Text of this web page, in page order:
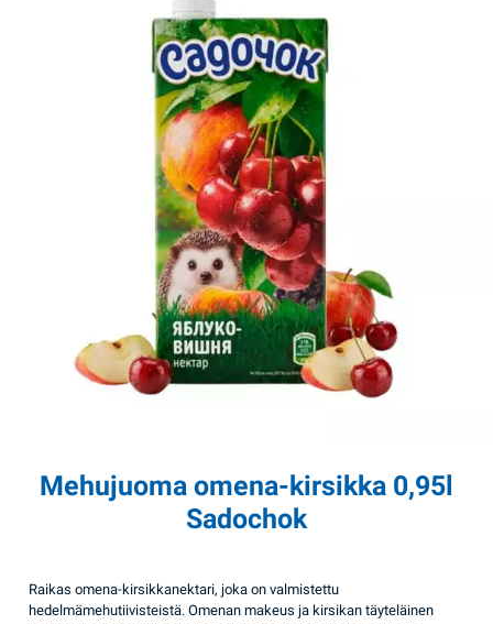
Mehujuoma omena-kirsikka 0,95l
Sadochok
Raikas omena-kirsikkanektari, joka on valmistettu
hedelmämehutiivisteistä. Omenan makeus ja kirsikan täyteläinen